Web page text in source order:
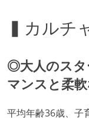
▍カルチ
◎大人のスタ
マンスと柔
平均年齢36歳、子